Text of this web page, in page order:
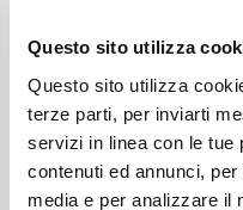
Questo sito utilizza
Questo sito utilizza
terze parti, per inviarti
servizi in linea con le tue
contenuti ed annunci,
media e per analizzare il